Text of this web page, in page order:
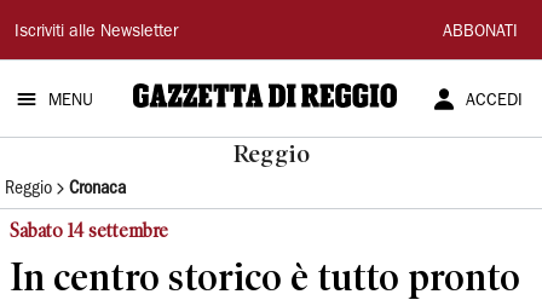
Gazzetta
di
Reggio
Iscriviti alle Newsletter ABBONATI
MENU ACCEDI
Reggio
Reggio Cronaca
Sabato 14 settembre
In centro storico è tutto pronto